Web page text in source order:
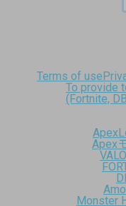
Terms of use
To provide
(Fortnite,
Apex
Monster